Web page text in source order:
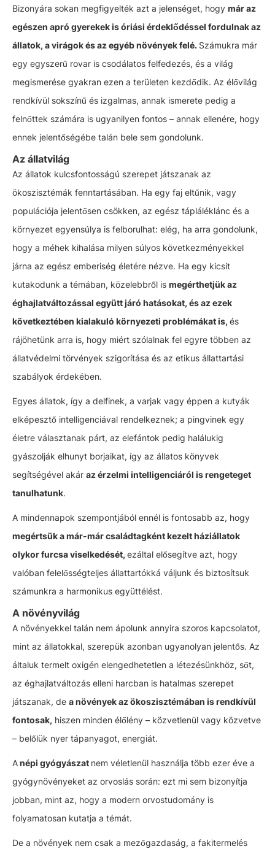
Bizonyára sokan megfigyelték azt a jelenséget, hogy már az
egészen apró gyerekek is óriási érdeklődéssel fordulnak az
állatok, a virágok és az egyéb növények felé. Számukra már
egy egyszerű rovar is csodálatos felfedezés, és a világ
megismerése gyakran ezen a területen kezdődik. Az élővilág
rendkívül sokszínű és izgalmas, annak ismerete pedig a
felnőttek számára is ugyanilyen fontos – annak ellenére, hogy
ennek jelentőségébe talán bele sem gondolunk.
Az állatvilág
Az állatok kulcsfontosságú szerepet játszanak az
ökoszisztémák fenntartásában. Ha egy faj eltűnik, vagy
populációja jelentősen csökken, az egész tápláléklánc és a
környezet egyensúlya is felborulhat: elég, ha arra gondolunk,
hogy a méhek kihalása milyen súlyos következményekkel
járna az egész emberiség életére nézve. Ha egy kicsit
kutakodunk a témában, közelebbről is megérthetjük az
éghajlatváltozással együtt járó hatásokat, és az ezek
következtében kialakuló környezeti problémákat is, és
rájöhetünk arra is, hogy miért szólalnak fel egyre többen az
állatvédelmi törvények szigorítása és az etikus állattartási
szabályok érdekében.
Egyes állatok, így a delfinek, a varjak vagy éppen a kutyák
elképesztő intelligenciával rendelkeznek; a pingvinek egy
életre választanak párt, az elefántok pedig halálukig
gyászolják elhunyt borjaikat, így az állatos könyvek
segítségével akár az érzelmi intelligenciáról is rengeteget
tanulhatunk.
A mindennapok szempontjából ennél is fontosabb az, hogy
megértsük a már-már családtagként kezelt háziállatok
olykor furcsa viselkedését, ezáltal elősegítve azt, hogy
valóban felelősségteljes állattartókká váljunk és biztosítsuk
számunkra a harmonikus együttélést.
A növényvilág
A növényekkel talán nem ápolunk annyira szoros kapcsolatot,
mint az állatokkal, szerepük azonban ugyanolyan jelentős. Az
általuk termelt oxigén elengedhetetlen a létezésünkhöz, sőt,
az éghajlatváltozás elleni harcban is hatalmas szerepet
játszanak, de a növények az ökoszisztémában is rendkívül
fontosak, hiszen minden élőlény – közvetlenül vagy közvetve
– belőlük nyer tápanyagot, energiát.
Anépi gyógyászat nem véletlenül használja több ezer éve a
gyógynövényeket az orvoslás során: ezt mi sem bizonyítja
jobban, mint az, hogy a modern orvostudomány is
folyamatosan kutatja a témát.
De a növények nem csak a mezőgazdaság, a fakitermelés